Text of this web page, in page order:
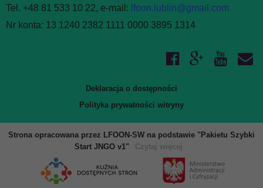
Tel. +48 81 533 10 22, e-mail: lfoon.lublin@gmail.com
Nr konta: 13 1240 2382 1111 0000 3895 1314
Deklaracja o dostępności
Polityka prywatności witryny
Strona opracowana przez LFOON-SW na podstawie "Pakietu Szybki
Start JNGO v1"
Czytaj więcej